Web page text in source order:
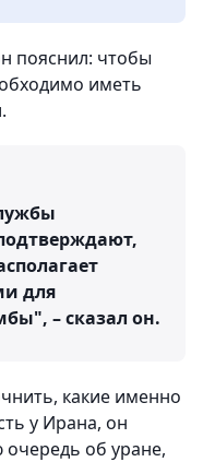
пояснил: чтобы
иметь
для
– сказал он.
какие именно
у Ирана, он
очередь об уране,